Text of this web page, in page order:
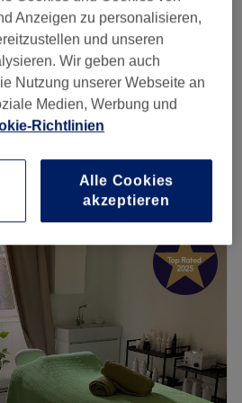
- by Nina
Bewertungen
am Main
- Clean Skin
09:30–18:30
09:30–18:30
–20:00
18:30
Geschlossen
Zufall! Im Kosmetiksalon Body &
Anzeigen zu personalisieren,
und unseren
Wir geben auch
Nutzung unserer Webseite an
Medien, Werbung und
Richtlinien
Alle Cookies
akzeptieren